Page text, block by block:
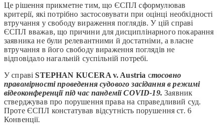
Це рішення прикметне тим, що ЄСПЛ сформулював
критерії, які потрібно застосовувати при оцінці необхідності
втручання у свободу вираження поглядів. У цій справі
ЄСПЛ вважав, що причини для дисциплінарного покарання
заявника не були релевантними й достатніми, а власне
втручання в його свободу вираження поглядів не
відповідало нагальній суспільній потребі.
У справіSTEPHAN KUCERA v. Austria стосовно
правомірності проведення судового засідання в режимі
відеоконференції під час пандемії COVID-19. Заявник
стверджував про порушення права на справедливий суд.
Проте ЄСПЛ констатував відсутність порушення ст. 6
Конвенції.